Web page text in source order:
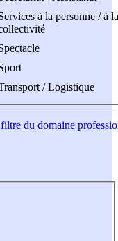
à la personne / à la
/ Logistique
du domaine